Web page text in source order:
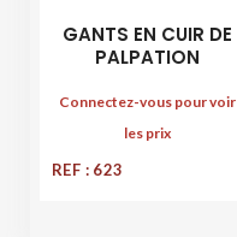
GANTS EN CUIR DE
PALPATION
Connectez-vous pour voir
les prix
REF : 623